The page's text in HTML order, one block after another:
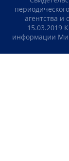
агентства
15.03.2019
информации